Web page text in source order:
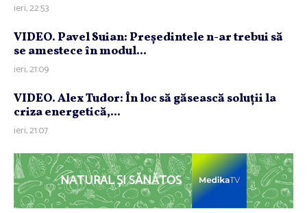
ieri, 22:53
VIDEO. Pavel Suian: Preşedintele n-ar trebui să
se amestece în modul...
ieri, 21:09
VIDEO. Alex Tudor: În loc să găsească soluţii la
criza energetică,...
ieri, 21:07
NATURAL ȘI SĂNĂTOS